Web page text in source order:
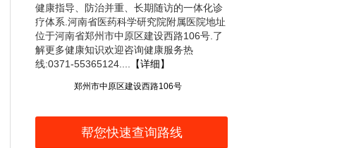
健康指导、防治并重、长期随访的一体化诊
疗体系.河南省医药科学研究院附属医院地址
位于河南省郑州市中原区建设西路106号.了
解更多健康知识欢迎咨询健康服务热
线:0371-55365124....
【详细】
郑州市中原区建设西路106号
帮您快速查询路线